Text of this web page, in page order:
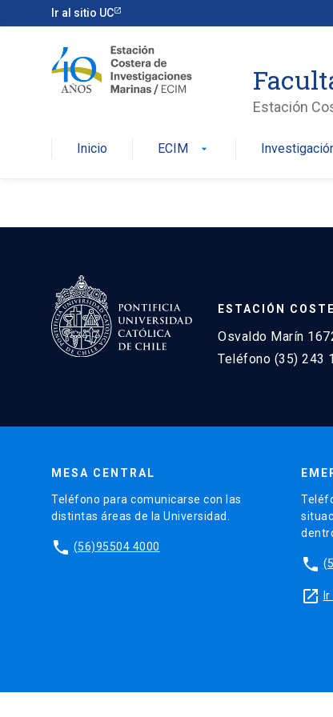
Ir al sitio UC
Estación
Inicio ECIM arrow_drop_down
ESTACIÓN
Osvaldo Marín
Teléfono (35) 243
MESA CENTRAL
Teléfono para comunicarse con las
distintas áreas de la Universidad.
phone (56)95504 4000
phone
launch